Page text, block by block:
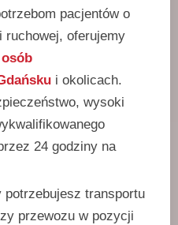
pacjentów o
ruchowej, oferujemy
i okolicach.
wysoki
24 godziny na
transportu
przewozu w pozycji